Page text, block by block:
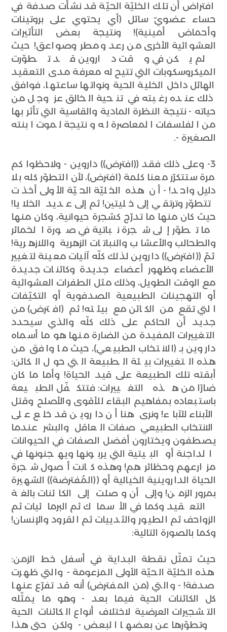
افتراض أن تلك الخليّة الحيّة قد نشأت صدفة في
حساء عضويّ سائل (أي يحتوي على بروتينات
وأحماض أمينية)! ونتيجة بعض التأثيرات
العشوائية الأخرى من رعد ومطر وصواعق! حيث
لم يكن في وقت داروين قد تطوّرت
الميكروسكوبات التي تتيح له معرفة مدى التعقيد
الهائل داخل الخلية الحية ونواتها ساعتها، فوافق
ذلك عنده رغبته في تنحية الخالق عز وجل من
حياته - نتيجة النظرة المادية والقاسية التي تأثر بها
من الفلسفات المعاصرة له ونتيجة لموت ابنته
الصغيرة -.
3- وعلى ذلك فقد ((افترض)) داروين - ولاحظوا كم
مرة ستتكرّر معنا كلمة (افترض)، لأن التطوّر كله بلا
دليل واحد! - أن هذه الخليّة الحيّة الأولى أخذت
تتطوّر وترتقي إلى خليتين! ثم إلى عديد الخلايا!
حيث كان منها ما تدرّج كشجرة حيوانية، وكان منها
ما تطوّر إلى شجرة نباتية في صورة الخمائر
والطحالب والأعشاب والنباتات الزهرية واللازهرية!
ثمّ ((افترض)) داروين لذلك كلّه آليات معينة لتغيير
الأعضاء وظهور أعضاء جديدة وكائنات جديدة
مع الوقت الطويل، وذلك مثل الطفرات العشوائية
أو التهجينات الطبيعية الصدفوية أو التكيّفات
التي تقع من الكائن مع بيئته! ثم (افترض) من
جديد أن الحاكم على ذلك كلّه والذي سيحدد
التغييرات المفيدة من الضارة منها هو ما أسماه
داروين بـ (الانتخاب الطبيعي)، حيث ما وافق من
هذه التغييرات بيئة الطبيعة التي حول الكائن:
أبقته تلك الطبيعة على قيد الحياة! وأما ما كان
ضارًا من هذه التغييرات: فتتكفّل الطبيعة
باستبعاده بمفاهيم البقاء للأقوى والأصلح وقتل
الأبناء للآباء! ونرى هنا أن داروين قد خلع على
الانتخاب الطبيعي صفات العاقل والبشر عندما
يصطفون ويختارون أفضل الصفات في الحيوانات
الداجنة أو البيتية التي يربونها ويهجنونها في
مزارعهم وحظائرهم! وهذه كانت أصول شجرة
الحياة الداروينية الخيالية أو ((المُفترضة)) الشهيرة
بمرور الزمن! وإلى أن وصلت إلى الكائنات بالغة
التعقيد وكما في الأسماك ثم البرمائيات ثم
الزواحف ثم الطيور والثدييات ثم القرود والإنسان!
وكما بالصورة التالية:
حيث تمثّل نقطة البداية في أسفل خط الزمن:
هذه الخليّة الحيّة الأولى المزعومة - والتي ظهرت
صدفة! - والتي (من المفترض) أنه قد تفرّع عنها
كل الكائنات الحية فيما بعد - وهو ما يمثّله
التشجيرات العرضية لاختلاف أنواع الكائنات الحية
وتطوّرها عن بعضها البعض - ولكن حتى هذا